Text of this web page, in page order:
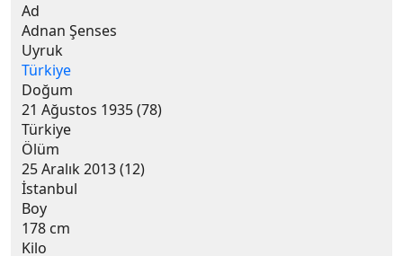
Ad
Adnan Şenses
Uyruk
Türkiye
Doğum
21 Ağustos 1935 (78)
Türkiye
Ölüm
25 Aralık 2013 (12)
İstanbul
Boy
178 cm
Kilo